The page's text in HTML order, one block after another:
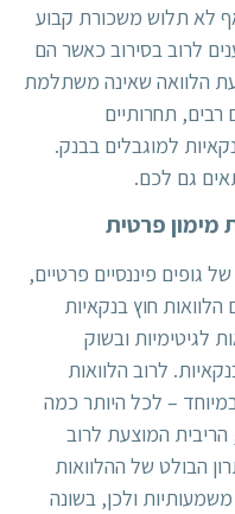
לא תלוש משכורת קבוע
לרוב בסירוב כאשר הם
הלוואה שאינה משתלמת
רבים, תחרותיים
למוגבלים בבנק.
גם לכם.
מימון פרטית
גופים פיננסיים פרטיים,
חוץ בנקאיות
לגיטימיות ובשוק
לרוב הלוואות
– לכל היותר כמה
המוצעת לרוב
הבולט של ההלוואות
ולכן, בשונה